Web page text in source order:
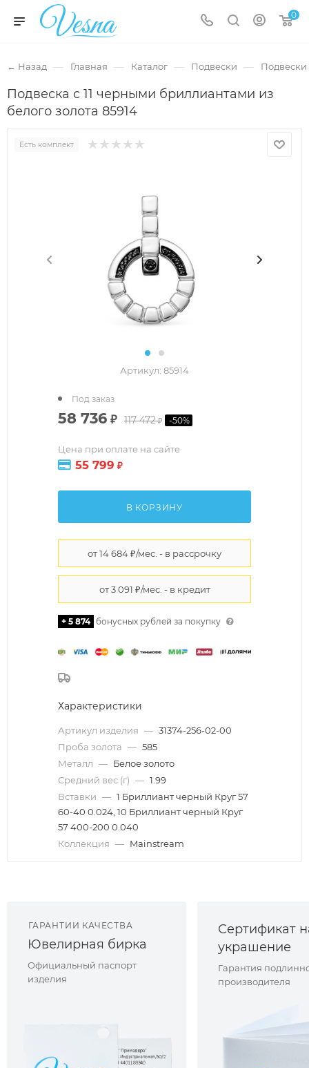
0
← Назад — Главная — Каталог — Подвески — Подвески
Подвеска с 11 черными бриллиантами из
белого золота 85914
Есть комплект
Артикул: 85914
58 736 ₽ 117 472₽ -50%
Цена при оплате на сайте
55 799 ₽
Под заказ
В КОРЗИНУ
+ 5 874 бонусных рублей за покупку
Характеристики
Артикул изделия — 31374-256-02-00
Проба золота — 585
Металл — Белое золото
Средний вес (г) — 1.99
Вставки — 1 Бриллиант черный Круг 57
60-40 0.024, 10 Бриллиант черный Круг
57 400-200 0.040
Коллекция — Mainstream
ГАРАНТИИ КАЧЕСТВА
Ювелирная бирка
Официальный паспорт
изделия
Сертификат
украшение
Гарантия
производителя